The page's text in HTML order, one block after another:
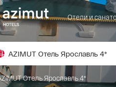
Отели и
AZIMUT Отель Ярославль 4*
Отель Ярославль 4*